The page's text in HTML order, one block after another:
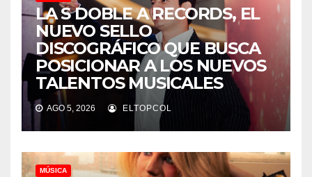
LA S DOBLE A RECORDS, EL
NUEVO SELLO
DISCOGRÁFICO QUE BUSCA
POSICIONAR A LOS NUEVOS
TALENTOS MUSICALES
AGO 5, 2026 ELTOPCOL
MÚSICA